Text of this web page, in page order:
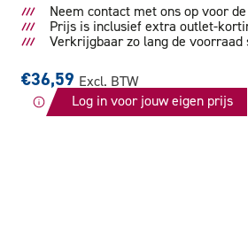
Neem contact met ons op voor
Prijs is inclusief extra outlet-
Verkrijgbaar zo lang de voorraad
€36,59 Excl. BTW
Log in voor jouw eigen prijs